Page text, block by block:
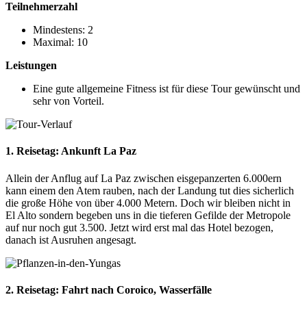
Teilnehmerzahl
Mindestens: 2
Maximal: 10
Leistungen
Eine gute allgemeine Fitness ist für diese Tour gewünscht und
sehr von Vorteil.
1. Reisetag: Ankunft La Paz
Allein der Anflug auf La Paz zwischen eisgepanzerten 6.000ern
kann einem den Atem rauben, nach der Landung tut dies sicherlich
die große Höhe von über 4.000 Metern. Doch wir bleiben nicht in
El Alto sondern begeben uns in die tieferen Gefilde der Metropole
auf nur noch gut 3.500. Jetzt wird erst mal das Hotel bezogen,
danach ist Ausruhen angesagt.
2. Reisetag: Fahrt nach Coroico, Wasserfälle